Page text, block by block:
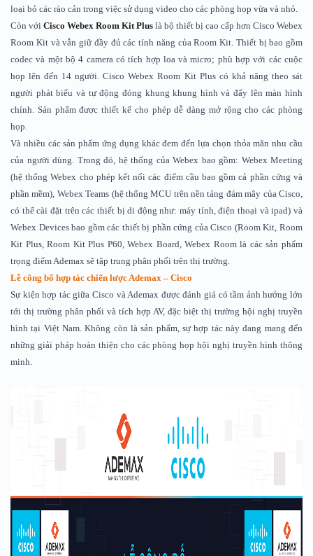
loại bỏ các rào cản trong việc sử dụng video cho các phòng họp vừa và nhỏ.
Còn với Cisco Webex Room Kit Plus là bộ thiết bị cao cấp hơn Cisco Webex
Room Kit và vẫn giữ đầy đủ các tính năng của Room Kit. Thiết bị bao gồm
codec và một bộ 4 camera có tích hợp loa và micro; phù hợp với các cuộc
họp lên đến 14 người. Cisco Webex Room Kit Plus có khả năng theo sát
người phát biểu và tự động đóng khung khung hình và đẩy lên màn hình
chính. Sản phẩm được thiết kế cho phép dễ dàng mở rộng cho các phòng
họp.
Và nhiều các sản phẩm ứng dụng khác đem đến lựa chọn thỏa mãn nhu cầu
của người dùng. Trong đó, hệ thống của Webex bao gồm: Webex Meeting
(hệ thống Webex cho phép kết nối các điểm cầu bao gồm cả phần cứng và
phần mềm), Webex Teams (hệ thống MCU trên nền tảng đám mây của Cisco,
có thể cài đặt trên các thiết bị di động như: máy tính, điện thoại và ipad) và
Webex Devices bao gồm các thiết bị phần cứng của Cisco (Room Kit, Room
Kit Plus, Room Kit Plus P60, Webex Board, Webex Room là các sản phẩm
trọng điểm Ademax sẽ tập trung phân phối trên thị trường.
Lễ công bố hợp tác chiến lược Ademax – Cisco
Sự kiện hợp tác giữa Cisco và Ademax được đánh giá có tầm ảnh hưởng lớn
tới thị trường phân phối và tích hợp AV, đặc biệt thị trường hội nghị truyền
hình tại Việt Nam. Không còn là sản phẩm, sự hợp tác này đang mang đến
những giải pháp hoàn thiện cho các phòng họp hội nghị truyền hình thông
minh.